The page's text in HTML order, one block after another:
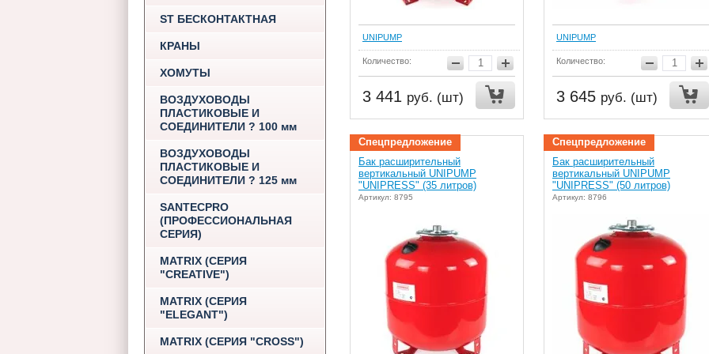
ST БЕСКОНТАКТНАЯ
КРАНЫ
ХОМУТЫ
ВОЗДУХОВОДЫ
ПЛАСТИКОВЫЕ И
СОЕДИНИТЕЛИ ? 100 мм
ВОЗДУХОВОДЫ
ПЛАСТИКОВЫЕ И
СОЕДИНИТЕЛИ ? 125 мм
SANTECPRO
(ПРОФЕССИОНАЛЬНАЯ
СЕРИЯ)
MATRIX (СЕРИЯ
"CREATIVE")
MATRIX (СЕРИЯ
"ELEGANT")
MATRIX (СЕРИЯ "CROSS")
UNIPUMP
Количество:
3 441 руб. (шт)
UNIPUMP
Количество:
3 645 руб. (шт)
Спецпредложение
Бак расширительный
вертикальный UNIPUMP
"UNIPRESS" (35 литров)
Артикул: 8795
Спецпредложение
Бак расширительный
вертикальный UNIPUMP
"UNIPRESS" (50 литров)
Артикул: 8796